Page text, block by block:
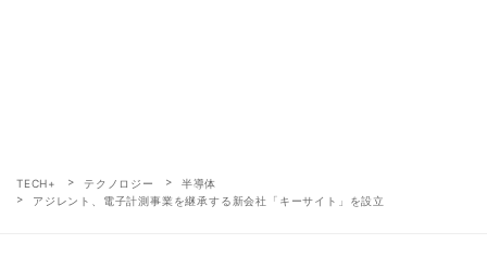
TECH+ テクノロジー
半導体
アジレント、電子計測事業を継承する新会社「キーサイト」を設立